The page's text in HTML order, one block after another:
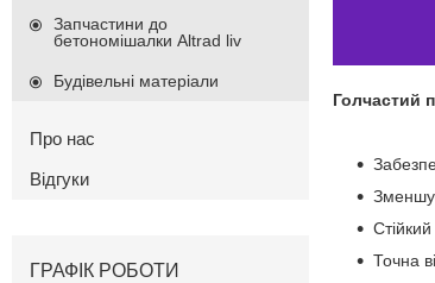
Голчастий
Точна
Запчастини до
бетономішалки Altrad liv
Будівельні матеріали
Про нас
Відгуки
ГРАФІК РОБОТИ